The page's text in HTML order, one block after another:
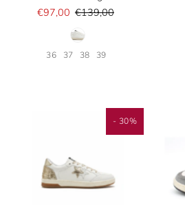
€97,00 €139,00
36 37 38 39
- 30%